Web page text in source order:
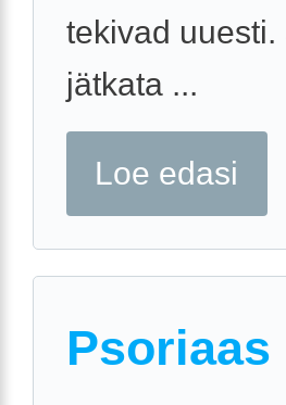
tekivad
jätkata ...
Loe edasi
Psoriaas